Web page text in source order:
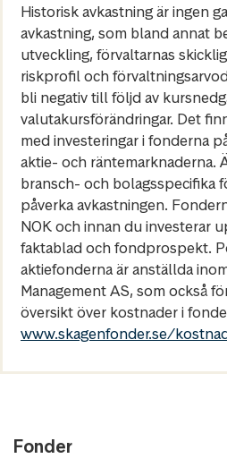
Historisk avkastning är ingen
avkastning, som bland annat
utveckling, förvaltarnas
riskprofil och
bli negativ till följd av
valutakursförändringar. Det
med investeringar i fonderna
aktie- och räntemarknaderna.
bransch- och bolagsspecifika
påverka avkastningen.
NOK och innan du investerar
faktablad och fondprospekt.
aktiefonderna är anställda
Management AS, som också
översikt över kostnader i
www.skagenfonder.se/
Fonder